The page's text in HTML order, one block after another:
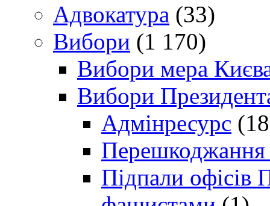
Адвокатура (33)
Вибори (1 170)
Вибори мера
Вибори
Адмінресурс
Перешкоджання
Підпали офісів